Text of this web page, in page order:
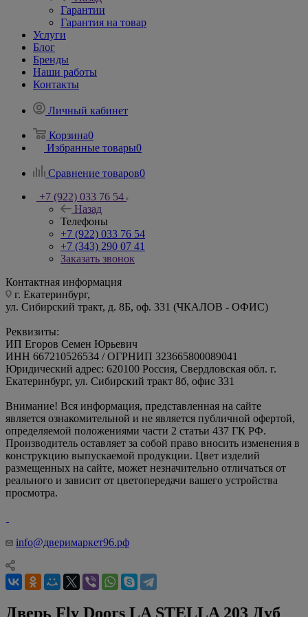
Гарантии
Гарантия на товар
Услуги
Блог
Бренды
Наши работы
Контакты
Личный кабинет
Корзина0
Избранные товары0
Сравнение товаров0
+7 (922) 033 76 54
Назад
Телефоны
+7 (922) 033 76 54
+7 (343) 290 07 41
Заказать звонок
Контактная информация
г. Екатеринбург,
ул. Сибирский тракт, д. 8Б, оф. 331 (ЧКАЛОВ - ОФИС)
Реквизиты:
ИП Егоров Семен Юрьевич
ИНН 667210526534 / ОГРНИП 323665800089041
Юридический адрес: 620100 Россия, Свердловская обл. г.
Екатеринбург, ул. Сибирский тракт 8б, офис 331
Внимание! Вся информация, представленная на сайте
является ознакомительной и не является публичной офертой,
определяемой положениями части 2 статьи 437 ГК РФ.
Производитель оставляет за собой право вносить изменения в
конструкцию выпускаемой продукции. Цвет изделий
размещенных на сайте, может незначительно отличаться от
реального и зависит от цветопередачи вашего устройства
просмотра.
info@дверимаркет96.рф
Дверь Fly Doors LA STELLA 203 Дуб